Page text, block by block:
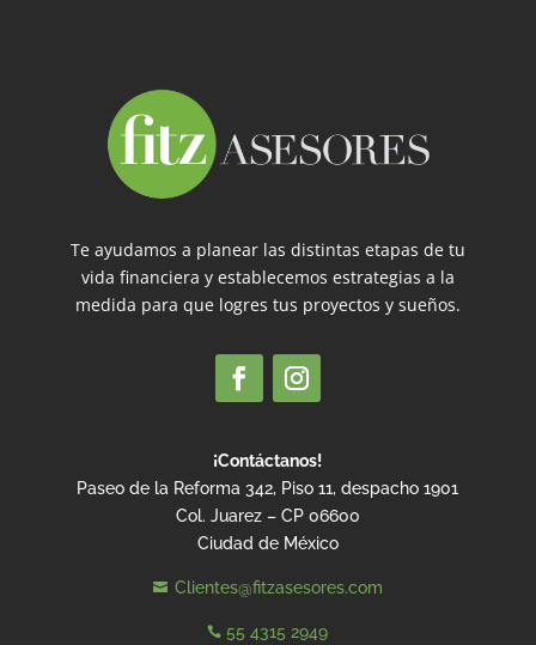
Te ayudamos a planear las distintas etapas de tu
vida financiera y establecemos estrategias a la
medida para que logres tus proyectos y sueños.
¡Contáctanos!
Paseo de la Reforma 342, Piso 11, despacho 1901
Col. Juarez – CP 06600
Ciudad de México
 Clientes@fitzasesores.com
 55 4315 2949